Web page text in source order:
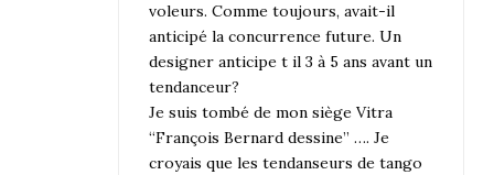
voleurs. Comme toujours, avait-il
anticipé la concurrence future. Un
designer anticipe t il 3 à 5 ans avant un
tendanceur?
Je suis tombé de mon siège Vitra
“François Bernard dessine” …. Je
croyais que les tendanseurs de tango